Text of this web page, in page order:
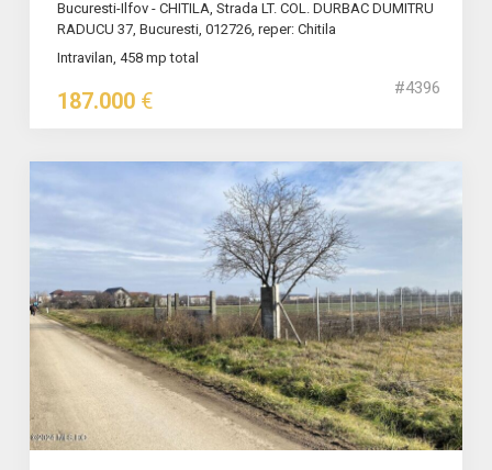
Bucuresti-Ilfov - CHITILA, Strada LT. COL. DURBAC DUMITRU
RADUCU 37, Bucuresti, 012726, reper: Chitila
Intravilan, 458 mp total
187.000 € #4396